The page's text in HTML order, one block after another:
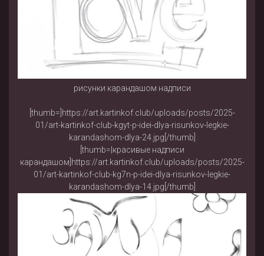
рисунки карандашом надписи
[thumb=]https://art.kartinkof.club/uploads/posts/2025-
01/art-kartinkof-club-kgyt-p-idei-dlya-risunkov-legkie-
karandashom-dlya-24.jpg[/thumb]
[thumb=|красивые надписи
карандашом]https://art.kartinkof.club/uploads/posts/2025-
01/art-kartinkof-club-kg7n-p-idei-dlya-risunkov-legkie-
karandashom-dlya-14.jpg[/thumb]